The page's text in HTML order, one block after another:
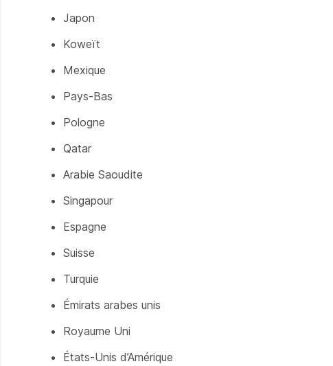
Japon
Koweït
Mexique
Pays-Bas
Pologne
Qatar
Arabie Saoudite
Singapour
Espagne
Suisse
Turquie
Émirats arabes unis
Royaume Uni
États-Unis d’Amérique